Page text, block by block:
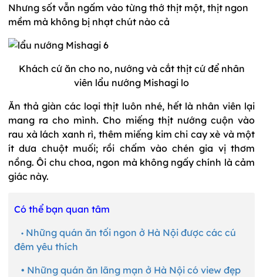
Nhưng sốt vẫn ngấm vào từng thớ thịt một, thịt ngon
mềm mà không bị nhạt chút nào cả
Khách cứ ăn cho no, nướng và cắt thịt cứ để nhân
viên lẩu nướng Mishagi lo
Ăn thả giàn các loại thịt luôn nhé, hết là nhân viên lại
mang ra cho mình. Cho miếng thịt nướng cuộn vào
rau xà lách xanh rì, thêm miếng kim chi cay xè và một
ít dưa chuột muối; rồi chấm vào chén gia vị thơm
nồng. Ôi chu choa, ngon mà không ngấy chính là cảm
giác này.
Có thể bạn quan tâm
• Những quán ăn tối ngon ở Hà Nội được các cú
đêm yêu thích
• Những quán ăn lãng mạn ở Hà Nội có view đẹp